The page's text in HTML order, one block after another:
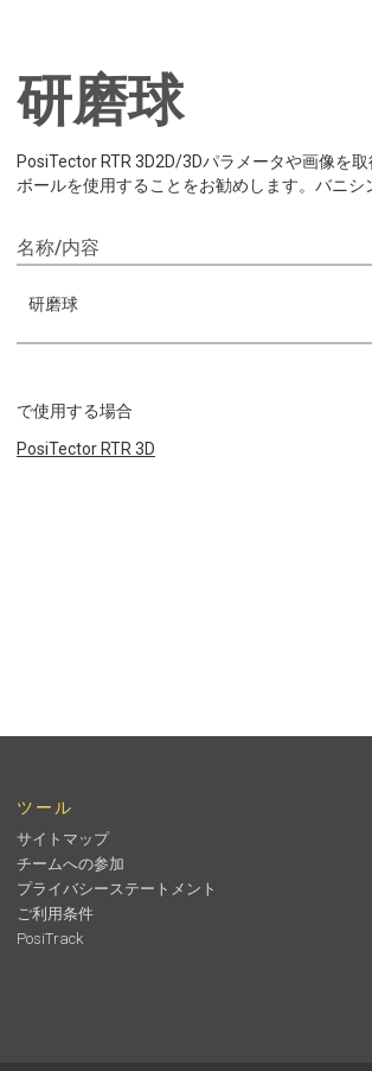
研磨球
PosiTector RTR 3D2D/3Dパラメータや画像を
ボールを使用することをお勧めします。バニ
名称/内容
研磨球
で使用する場合
PosiTector RTR 3D
ツール
サイトマップ
チームへの参加
プライバシーステートメント
ご利用条件
PosiTrack